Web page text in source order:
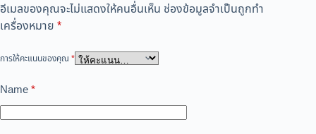
อีเมลของคุณจะไม่แสดงให้คนอื่นเห็น ช่องข้อมูลจำเป็นถูกทำ
เครื่องหมาย *
การให้คะแนนของคุณ *
Name*